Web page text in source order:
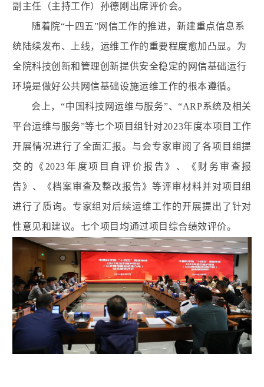
副主任（主持工作）孙德刚出席评价会。
随着院“十四五”网信工作的推进，新建重点信息系
统陆续发布、上线，运维工作的重要程度愈加凸显。为
全院科技创新和管理创新提供安全稳定的网信基础运行
环境是做好公共网信基础设施运维工作的根本遵循。
会上，“中国科技网运维与服务”、“ARP系统及相关
平台运维与服务”等七个项目组针对2023年度本项目工作
开展情况进行了全面汇报。与会专家审阅了各项目组提
交的《2023年度项目自评价报告》、《财务审查报
告》、《档案审查及整改报告》等评审材料并对项目组
进行了质询。专家组对后续运维工作的开展提出了针对
性意见和建议。七个项目均通过项目综合绩效评价。